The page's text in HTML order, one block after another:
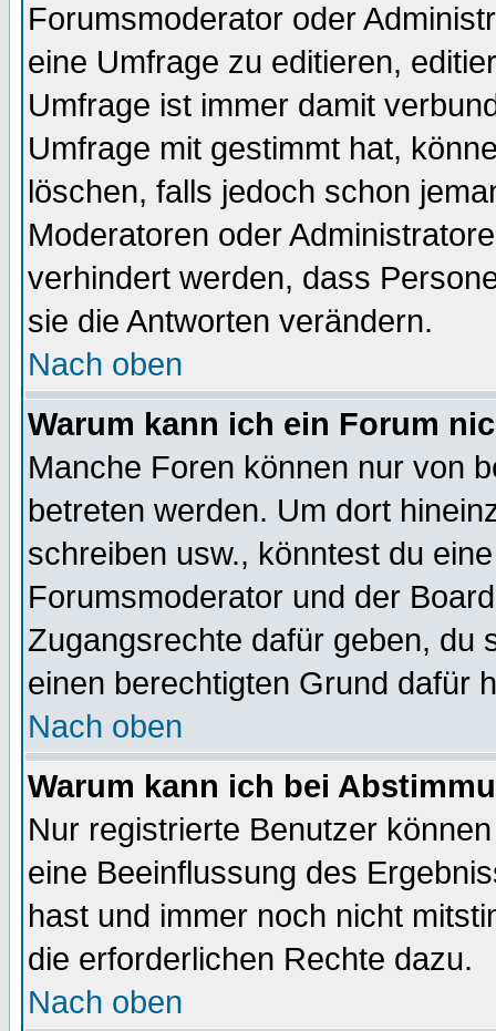
Forumsmoderator oder
eine Umfrage zu editieren,
Umfrage ist immer damit
Umfrage mit gestimmt hat,
löschen, falls jedoch schon
Moderatoren oder
verhindert werden, dass
sie die Antworten verändern.
Nach oben
Warum kann ich ein Forum
Manche Foren können nur von
betreten werden. Um dort
schreiben usw., könntest du
Forumsmoderator und der
Zugangsrechte dafür geben, du
einen berechtigten Grund dafür
Nach oben
Warum kann ich bei
Nur registrierte Benutzer
eine Beeinflussung des
hast und immer noch nicht
die erforderlichen Rechte dazu.
Nach oben